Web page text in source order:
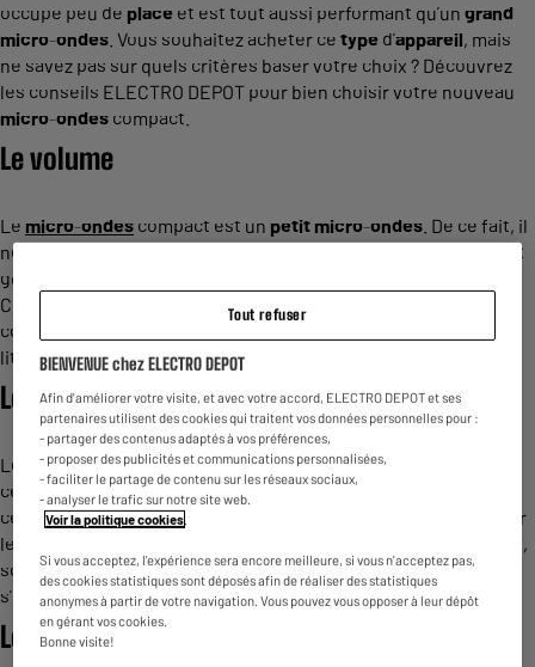
occupe peu de place et est tout aussi performant qu’un grand
micro-ondes . Vous souhaitez acheter ce type d’appareil, mais
ne savez pas sur quels critères baser votre choix ? Découvrez
les conseils ELECTRO DEPOT pour bien choisir votre nouveau
micro-ondes compact.
Levolume
Le micro-ondes compact est un petit micro-ondes . De ce fait, il
ne peut contenir qu’un
possèdent
généralement une capacité située entre 20 et 23 litres.
Certains
- ondes
contenance ultra réduite, parfois située sous la barre des 15
litres.
Lesdimensions
Les dimensionsd’unmicro-ondescompact sont d’environ 24
centimètres de hauteur sur 43 centimètres de largeur et 30
centimètres de profondeur. Ces
sont valables pour
les
encastrables, eux,
sont souvent légèrement plusgrands(car conçus pour
s’intégrer dans les niches des meubles decuisine).
Le diamètre du plateau
Tout refuser
BIENVENUE chez ELECTRO DEPOT
Afin d'améliorer votre visite, et avec votre accord, ELECTRO DEPOT et ses
partenaires utilisent des cookies qui traitent vos données personnelles pour :
- partager des contenus adaptés à vos préférences,
- proposer des publicités et communications personnalisées,
- faciliter le partage de contenu sur les réseaux sociaux,
- analyser le trafic sur notre site web.
Voir la politique cookies.
Si vous acceptez, l'expérience sera encore meilleure, si vous n'acceptez pas,
des cookies statistiques sont déposés afin de réaliser des statistiques
anonymes à partir de votre navigation. Vous pouvez vous opposer à leur dépôt
en gérant vos cookies.
Bonne visite!